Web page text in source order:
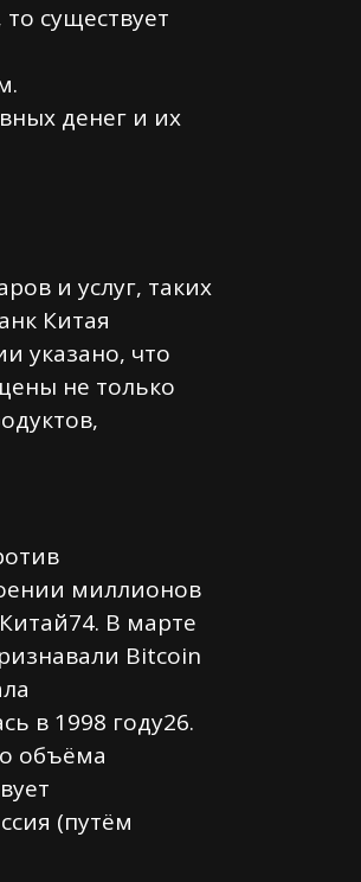
существует
денег и их
и услуг, таких
Китая
указано, что
не только
миллионов
В марте
Bitcoin
в 1998 году26.
объёма
(путём